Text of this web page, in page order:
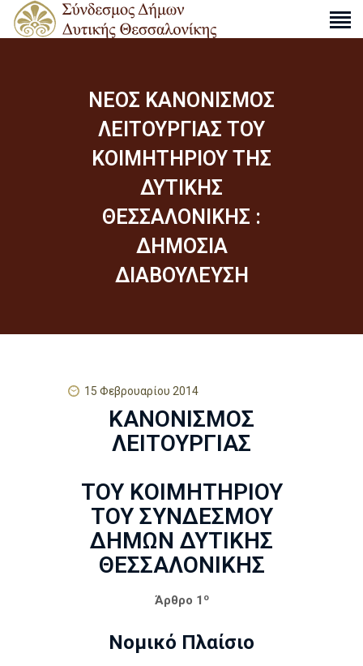
ΝΕΟΣ ΚΑΝΟΝΙΣΜΟΣ
ΛΕΙΤΟΥΡΓΙΑΣ ΤΟΥ
ΚΟΙΜΗΤΗΡΙΟΥ ΤΗΣ
ΔΥΤΙΚΗΣ
ΘΕΣΣΑΛΟΝΙΚΗΣ :
ΔΗΜΟΣΙΑ
ΔΙΑΒΟΥΛΕΥΣΗ
ΔΡΑΣΤΗΡΙΌΤΗΤΕΣ
ΑΠΟΦΆΣΕΙΣ
ΑΝΑΚΟΙΝΏΣΕΙΣ
ΧΆΡΤΕΣ
ΕΠΙΚΟΙΝΩΝΊΑ
r
15 Φεβρουαρίου 2014
ΚΑΝΟΝΙΣΜΟΣ
ΛΕΙΤΟΥΡΓΙΑΣ
ΤΟΥ ΚΟΙΜΗΤΗΡΙΟΥ
ΤΟΥ ΣΥΝΔΕΣΜΟΥ
ΔΗΜΩΝ ΔΥΤΙΚΗΣ
ΘΕΣΣΑΛΟΝΙΚΗΣ
Άρθρο 1 ο
Νομικό Πλαίσιο